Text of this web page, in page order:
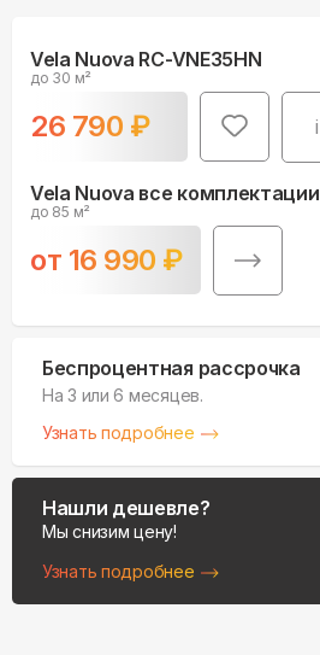
Vela Nuova RC-VNE35HN
до 30 м²
26 790 ₽ i
Vela Nuova все комплектации
до 85 м²
от 16 990 ₽
Беспроцентная рассрочка
На 3 или 6 месяцев.
Узнать подробнее
Нашли дешевле?
Мы снизим цену!
Узнать подробнее